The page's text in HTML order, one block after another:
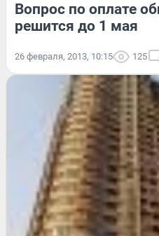
Вопрос по оплате
решится до 1 мая
26 февраля, 2013, 10:15 125